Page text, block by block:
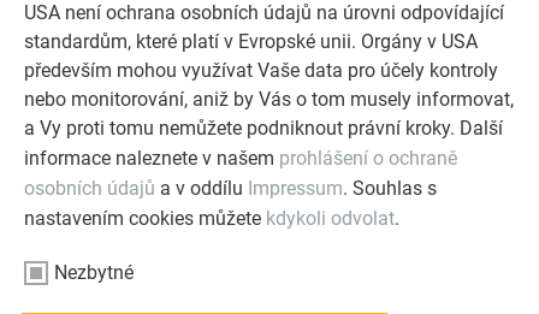
USA není ochrana osobních údajů na úrovni odpovídající
standardům, které platí v Evropské unii. Orgány v USA
především mohou využívat Vaše data pro účely kontroly
nebo monitorování, aniž by Vás o tom musely informovat,
a Vy proti tomu nemůžete podniknout právní kroky. Další
informace naleznete v našem prohlášení o ochraně
osobních údajů a v oddílu Impressum. Souhlas s
nastavením cookies můžete kdykoli odvolat.
Nezbytné